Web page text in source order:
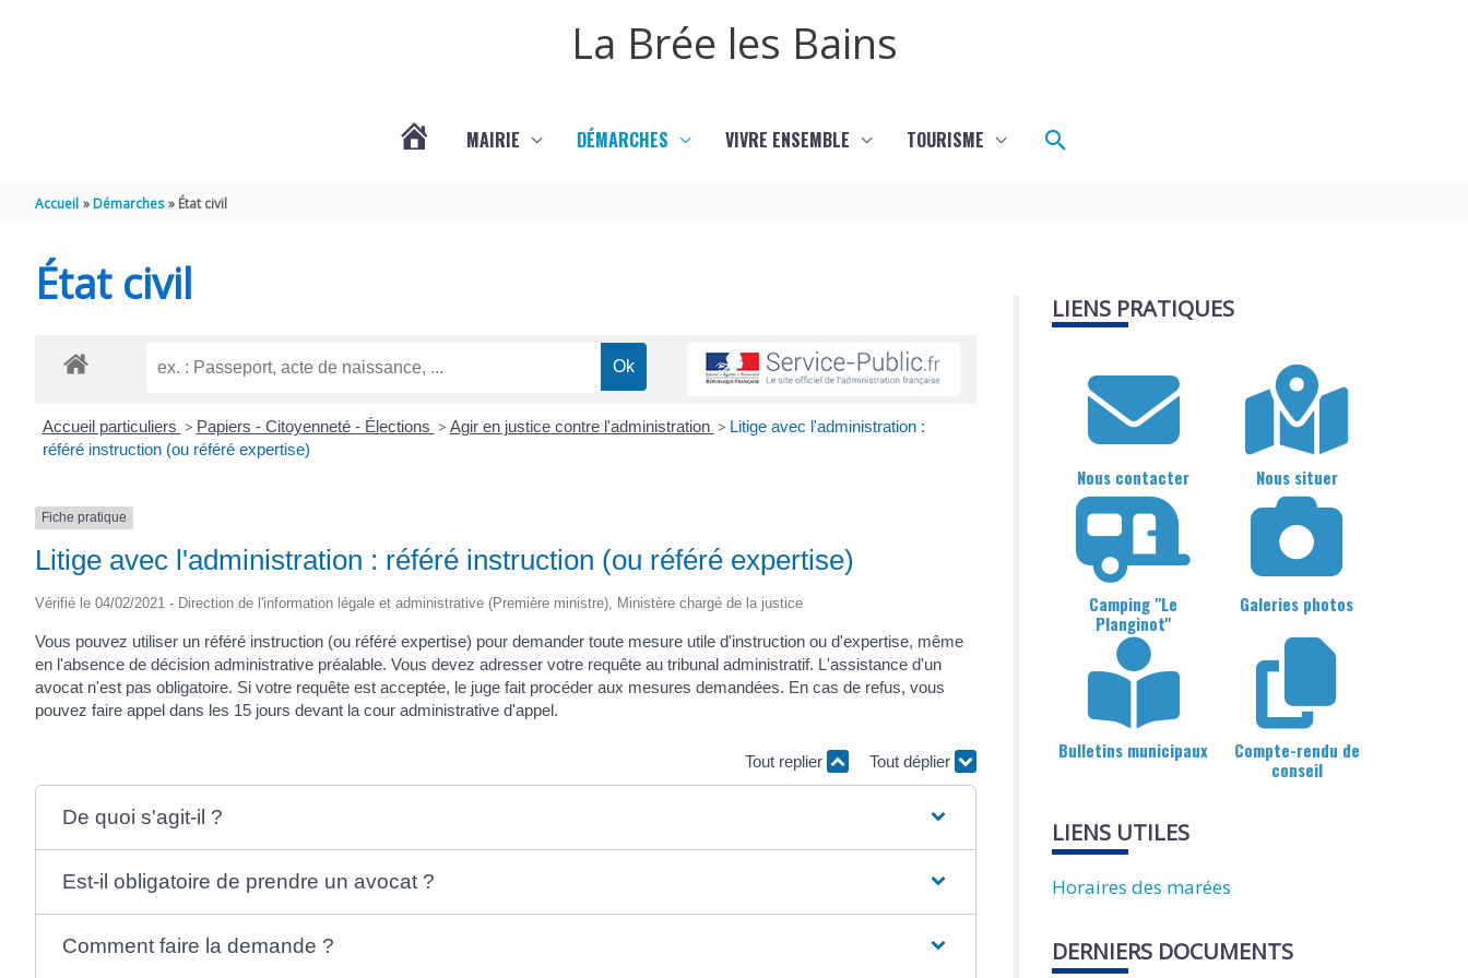
La Brée les Bains
TITRE)
MAIRIE DÉMARCHES VIVRE ENSEMBLE TOURISME Rechercher
Accueil Démarches État civil
État civil
Accueil particuliers > Papiers - Citoyenneté - Élections > Agir en justice contre l'administration > Litige avec l'administration :
référé instruction (ou référé expertise)
Fiche pratique
Litige avec l'administration : référé instruction (ou référé expertise)
Vérifié le 04/02/2021 - Direction de l'information légale et administrative (Première ministre), Ministère chargé de la justice
Vous pouvez utiliser un référé instruction (ou référé expertise) pour demander toute mesure utile d'instruction ou d'expertise, même
en l'absence de décision administrative préalable. Vous devez adresser votre requête au tribunal administratif. L'assistance d'un
avocat n'est pas obligatoire. Si votre requête est acceptée, le juge fait procéder aux mesures demandées. En cas de refus, vous
pouvez faire appel dans les 15 jours devant la cour administrative d'appel.
Tout replier Tout déplier
De quoi s'agit-il ?
Est-il obligatoire de prendre un avocat ?
Comment faire la demande ?
LIENS PRATIQUES
Nous contacter Nous situer
Camping "Le
Planginot"
Galeries photos
Bulletins municipaux
Compte-rendu de
conseil
LIENS UTILES
Horaires des marées
DERNIERS DOCUMENTS